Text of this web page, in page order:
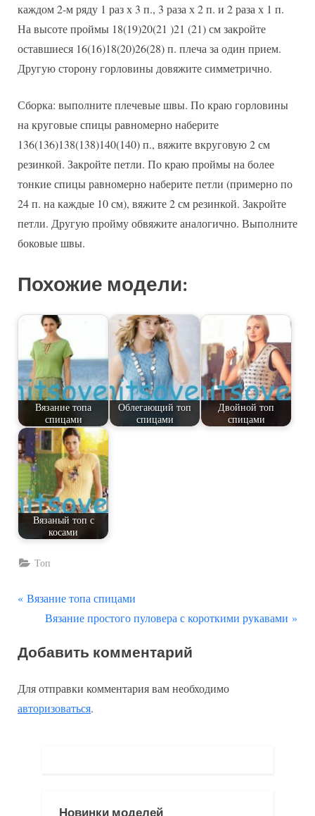
каждом 2-м ряду 1 раз х 3 п., 3 раза х 2 п. и 2 раза х 1 п.
На высоте проймы 18(19)20(21 )21 (21) см закройте
оставшиеся 16(16)18(20)26(28) п. плеча за один прием.
Другую сторону горловины довяжите симметрично.
Сборка: выполните плечевые швы. По краю горловины
на круговые спицы равномерно наберите
136(136)138(138)140(140) п., вяжите вкруговую 2 см
резинкой. Закройте петли. По краю проймы на более
тонкие спицы равномерно наберите петли (примерно по
24 п. на каждые 10 см), вяжите 2 см резинкой. Закройте
петли. Другую пройму обвяжите аналогично. Выполните
боковые швы.
Похожие модели:
Вязание топа
спицами
Облегающий топ
спицами
Двойной топ
спицами
Вязаный топ с
косами
Топ
Навигация
записям
П
д
д
у
Вязание топа спицами
С
е
у
ю
Вязание простого пуловера с короткими рукавами
Добавить комментарий
Для отправки комментария вам необходимо
авторизоваться.
Новинки моделей